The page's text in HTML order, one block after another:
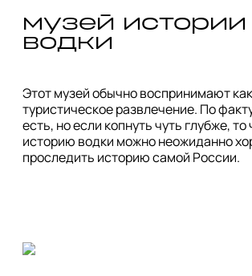
музей истории
водки
Этот музей обычно воспринимают
туристическое развлечение. По
есть, но если копнуть чуть глубже, то
историю водки можно неожиданно
проследить историю самой России.